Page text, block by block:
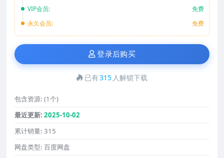
VIP会员:
免费
永久会员:
免费
登录后购买
已有315 人解锁下载
包含资源: (1个)
最近更新: 2025-10-02
累计销量: 315
网盘类型: 百度网盘